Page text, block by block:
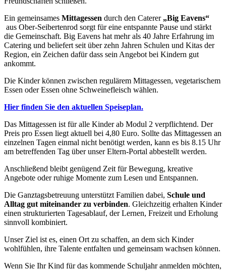
Ein gemeinsames Mittagessen durch den Caterer „Big Eavens“
aus Ober-Seibertenrod sorgt für eine entspannte Pause und stärkt
die Gemeinschaft. Big Eavens hat mehr als 40 Jahre Erfahrung im
Catering und beliefert seit über zehn Jahren Schulen und Kitas der
Region, ein Zeichen dafür dass sein Angebot bei Kindern gut
ankommt.
Die Kinder können zwischen regulärem Mittagessen, vegetarischem
Essen oder Essen ohne Schweinefleisch wählen.
Hier finden Sie den aktuellen Speiseplan.
Das Mittagessen ist für alle Kinder ab Modul 2 verpflichtend. Der
Preis pro Essen liegt aktuell bei 4,80 Euro. Sollte das Mittagessen an
einzelnen Tagen einmal nicht benötigt werden, kann es bis 8.15 Uhr
am betreffenden Tag über unser Eltern-Portal abbestellt werden.
Anschließend bleibt genügend Zeit für Bewegung, kreative
Angebote oder ruhige Momente zum Lesen und Entspannen.
Die Ganztagsbetreuung unterstützt Familien dabei, Schule und
Alltag gut miteinander zu verbinden. Gleichzeitig erhalten Kinder
einen strukturierten Tagesablauf, der Lernen, Freizeit und Erholung
sinnvoll kombiniert.
Unser Ziel ist es, einen Ort zu schaffen, an dem sich Kinder
wohlfühlen, ihre Talente entfalten und gemeinsam wachsen können.
Wenn Sie Ihr Kind für das kommende Schuljahr anmelden möchten,